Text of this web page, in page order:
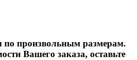
по произвольным размерам.
Вашего заказа, оставьте